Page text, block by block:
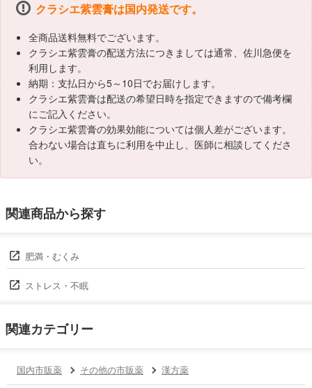
クラシエ紫雲膏は国内発送です。
全商品送料無料でございます。
クラシエ紫雲膏の配送方法につきましては通常、佐川急便を
利用します。
納期：支払日から5～10日でお届けします。
クラシエ紫雲膏は配送の希望日時を指定できますので備考欄
にご記入ください。
クラシエ紫雲膏の効果効能については個人差がございます。
合わない場合は直ちに利用を中止し、医師に相談してくださ
い。
関連商品から探す
肥満・むくみ
ストレス・不眠
関連カテゴリー
国内市販薬 その他の市販薬 漢方薬